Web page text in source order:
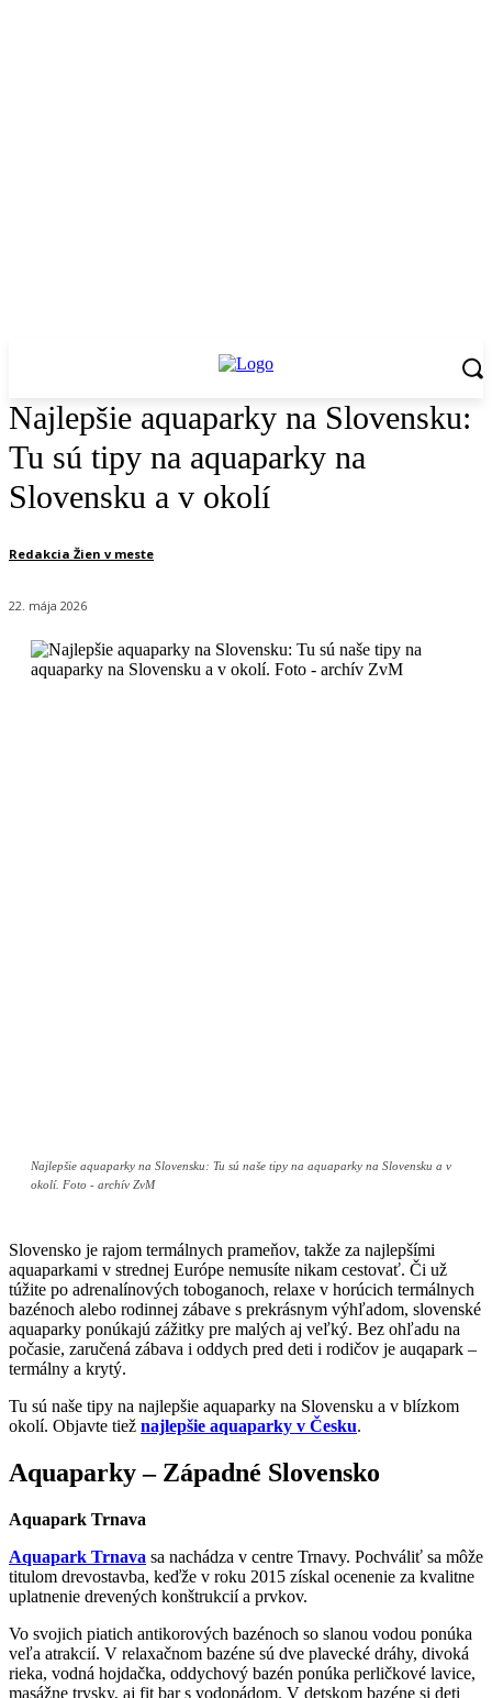
Najlepšie aquaparky na Slovensku:
Tu sú tipy na aquaparky na
Slovensku a v okolí
Redakcia Žien v meste
22. mája 2026
Najlepšie aquaparky na Slovensku: Tu sú naše tipy na aquaparky na Slovensku a v
okolí. Foto - archív ZvM
Slovensko je rajom termálnych prameňov, takže za najlepšími
aquaparkami v strednej Európe nemusíte nikam cestovať. Či už
túžite po adrenalínových toboganoch, relaxe v horúcich termálnych
bazénoch alebo rodinnej zábave s prekrásnym výhľadom, slovenské
aquaparky ponúkajú zážitky pre malých aj veľký. Bez ohľadu na
počasie, zaručená zábava i oddych pred deti i rodičov je auqapark –
termálny a krytý.
Tu sú naše tipy na najlepšie aquaparky na Slovensku a v blízkom
okolí. Objavte tiež najlepšie aquaparky v Česku.
Aquaparky – Západné Slovensko
Aquapark Trnava
Aquapark Trnava sa nachádza v centre Trnavy. Pochváliť sa môže
titulom drevostavba, keďže v roku 2015 získal ocenenie za kvalitne
uplatnenie drevených konštrukcií a prvkov.
Vo svojich piatich antikorových bazénoch so slanou vodou ponúka
veľa atrakcií. V relaxačnom bazéne sú dve plavecké dráhy, divoká
rieka, vodná hojdačka, oddychový bazén ponúka perličkové lavice,
masážne trysky, aj fit bar s vodopádom. V detskom bazéne si deti